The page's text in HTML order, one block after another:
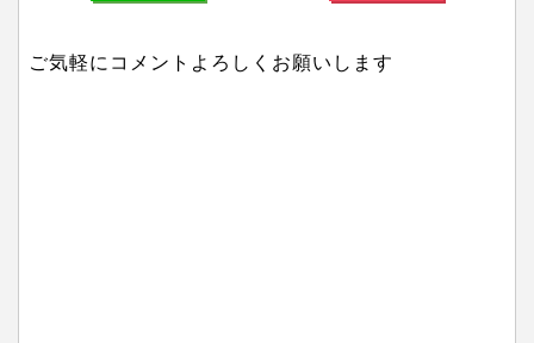
ご気軽にコメントよろしくお願いします